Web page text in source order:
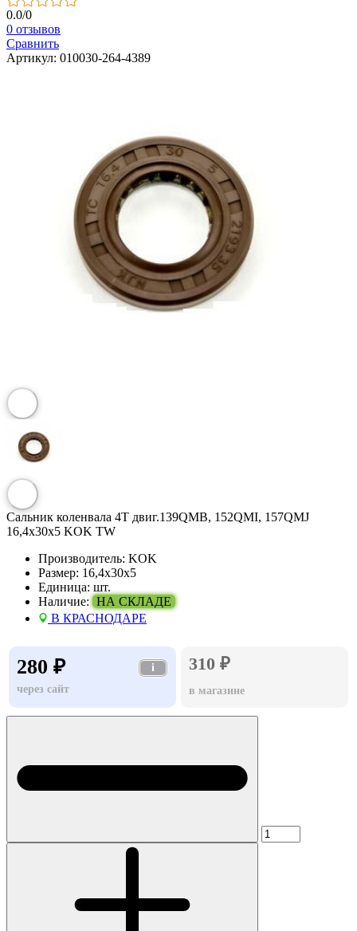
0.0/0
0 отзывов
Сравнить
Артикул: 010030-264-4389
Сальник коленвала 4T двиг.139QMB, 152QMI, 157QMJ
16,4x30x5 KOK TW
Производитель: KOK
Размер: 16,4х30х5
Единица: шт.
Наличие: НА СКЛАДЕ
В КРАСНОДАРЕ
280 ₽
i
через сайт
310 ₽
в магазине